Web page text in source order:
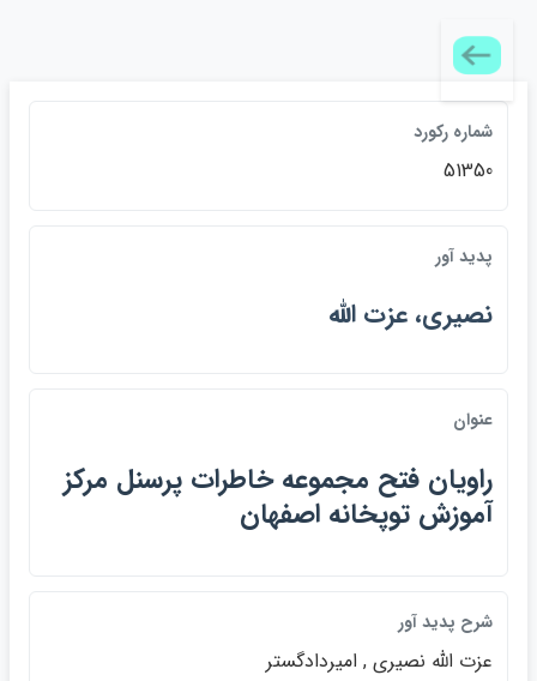
شماره ركورد
51350
پديد آور
نصيري، عزت الله
عنوان
راويان فتح مجموعه خاطرات پرسنل مركز
آموزش توپخانه اصفهان
شرح پديد آور
عزت الله نصيري , اميردادگستر